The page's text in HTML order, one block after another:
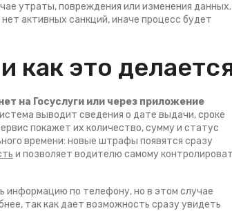
утраты, повреждения или изменения данных.
активных санкций, иначе процесс будет
как это
на Госуслуги или через приложение
выводит сведения о дате выдачи, сроке
покажет их количество, сумму и статус
времени: новые штрафы появятся сразу
и позволяет водителю самому
информацию по телефону, но в этом случае
так как дает возможность сразу увидеть